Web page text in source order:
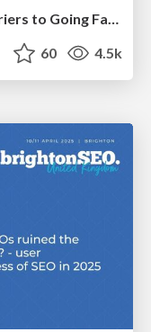
Put a Button on it: Removing Barriers to Going Fast.
60 4.5k